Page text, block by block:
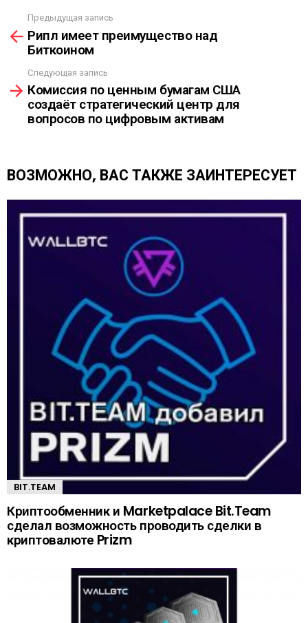
Ы
Л
К
А
м
е
е
Предыдущая запись
Рипл имеет преимущество над
Биткоином
Следующая запись
Комиссия по ценным бумагам США
создаёт стратегический центр для
вопросов по цифровым активам
ВОЗМОЖНО, ВАС ТАКЖЕ ЗАИНТЕРЕСУЕТ
BIT.TEAM
Криптообменник и Marketpalace Bit.Team
сделал возможность проводить сделки в
криптовалюте Prizm